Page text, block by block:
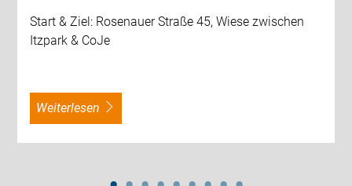
Start & Ziel: Rosenauer Straße 45, Wiese zwischen
Itzpark & CoJe
weiterlesen